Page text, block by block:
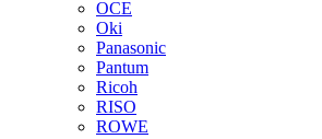
OCE
Oki
Panasonic
Pantum
Ricoh
RISO
ROWE